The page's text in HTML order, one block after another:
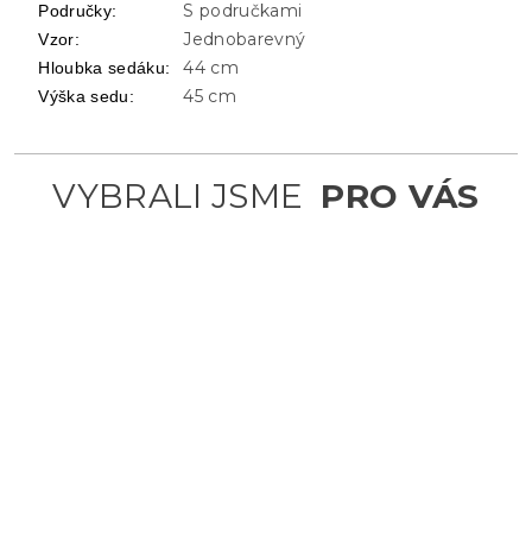
Područky: S područkami
Vzor: Jednobarevný
Hloubka sedáku: 44 cm
Výška sedu: 45 cm